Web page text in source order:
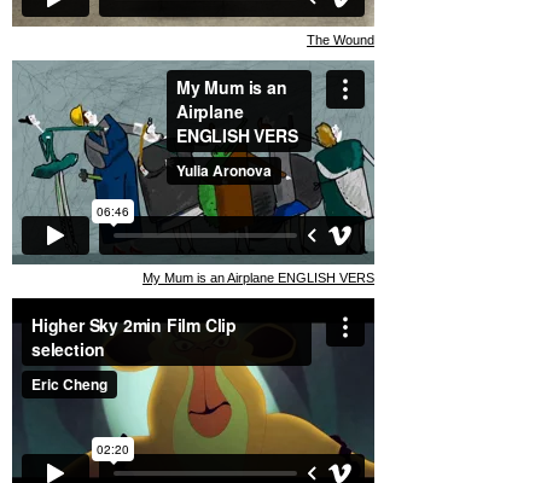
The Wound
My Mum is an Airplane ENGLISH VERS